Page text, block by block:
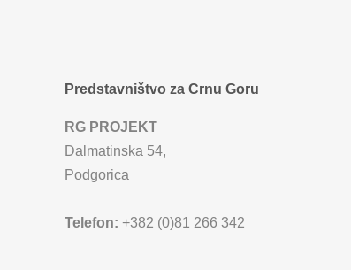
Predstavništvo za Crnu Goru
RG PROJEKT
Dalmatinska 54,
Podgorica
Telefon: +382 (0)81 266 342